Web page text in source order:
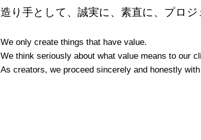
造り手として、誠実に、素直に、 プロジ
We only create things that have value.
We think seriously about what value means to our
As creators, we proceed sincerely and honestly